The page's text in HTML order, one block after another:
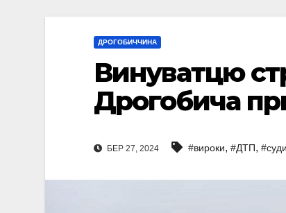
ДРОГОБИЧЧИНА
Винуватцю
Дрогобича
БЕР 27, 2024 #вироки, #ДТП, #суди